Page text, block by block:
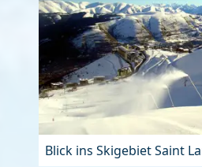
Blick ins Skigebiet Saint